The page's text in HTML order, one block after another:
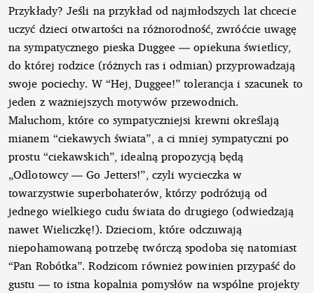
Przykłady? Jeśli na przykład od najmłodszych lat chcecie
uczyć dzieci otwartości na różnorodność, zwróćcie uwagę
na sympatycznego pieska Duggee — opiekuna świetlicy,
do której rodzice (różnych ras i odmian) przyprowadzają
swoje pociechy. W “Hej, Duggee!” tolerancja i szacunek to
jeden z ważniejszych motywów przewodnich.
Maluchom, które co sympatyczniejsi krewni określają
mianem “ciekawych świata”, a ci mniej sympatyczni po
prostu “ciekawskich”, idealną propozycją będą
„Odlotowcy — Go Jetters!”, czyli wycieczka w
towarzystwie superbohaterów, którzy podróżują od
jednego wielkiego cudu świata do drugiego (odwiedzają
nawet Wieliczkę!). Dzieciom, które odczuwają
niepohamowaną potrzebę twórczą spodoba się natomiast
“Pan Robótka”. Rodzicom również powinien przypaść do
gustu — to istna kopalnia pomysłów na wspólne projekty